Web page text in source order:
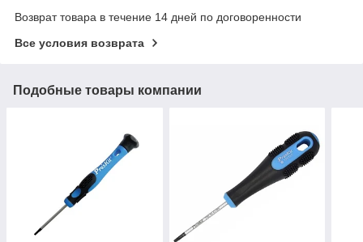
Возврат товара в течение 14 дней по договоренности
Все условия возврата
Подобные товары компании